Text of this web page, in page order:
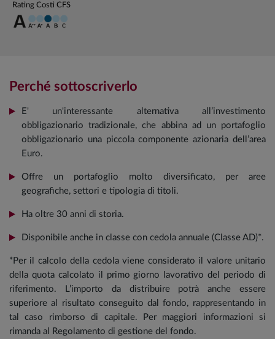
Rating Costi CFS
Perché sottoscriverlo
E' un'interessante alternativa all’investimento
obbligazionario tradizionale, che abbina ad un portafoglio
obbligazionario una piccola componente azionaria dell’area
Euro.
Offre un portafoglio molto diversificato, per aree
geografiche, settori e tipologia di titoli.
Ha oltre 30 anni di storia.
Disponibile anche in classe con cedola annuale (Classe AD)*.
*Per il calcolo della cedola viene considerato il valore unitario
della quota calcolato il primo giorno lavorativo del periodo di
riferimento. L’importo da distribuire potrà anche essere
superiore al risultato conseguito dal fondo, rappresentando in
tal caso rimborso di capitale. Per maggiori informazioni si
rimanda al Regolamento di gestione del fondo.